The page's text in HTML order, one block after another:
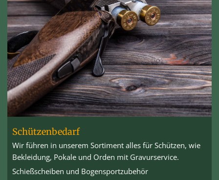
Schützenbedarf
Wir führen in unserem Sortiment alles für Schützen, wie
Bekleidung, Pokale und Orden mit Gravurservice.
Schießscheiben und Bogensportzubehör